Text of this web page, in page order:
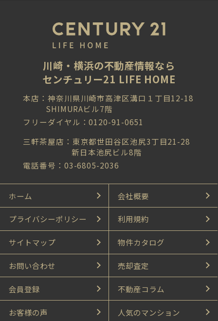
川崎・横浜の不動産情報なら
センチュリー21 LIFE HOME
本店：神奈川県川崎市高津区溝口１丁目12-18
SHIMURAビル7階
フリーダイヤル：0120-91-0651
三軒茶屋店：東京都世田谷区池尻3丁目21-28
新日本池尻ビル8階
電話番号：03-6805-2036
ホーム 会社概要
プライバシーポリシー 利用規約
サイトマップ 物件カタログ
お問い合わせ 売却査定
会員登録 不動産コラム
お客様の声 人気のマンション